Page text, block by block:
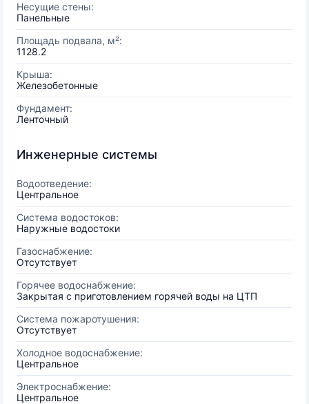
Несущие стены:
Панельные
Площадь подвала, м²:
1128.2
Крыша:
Железобетонные
Фундамент:
Ленточный
Инженерные системы
Водоотведение:
Центральное
Система водостоков:
Наружные водостоки
Газоснабжение:
Отсутствует
Горячее водоснабжение:
Закрытая с приготовлением горячей воды на ЦТП
Система пожаротушения:
Отсутствует
Холодное водоснабжение:
Центральное
Электроснабжение:
Центральное